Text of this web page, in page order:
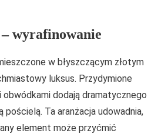
– wyrafinowanie
w błyszczącym złotym
luksus. Przydymione
obwódkami dodają dramatycznego
Ta aranżacja udowadnia,
element może przyćmić